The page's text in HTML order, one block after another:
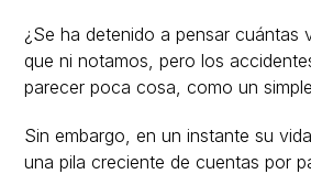
¿Se ha detenido a pensar
que ni notamos, pero los
parecer poca cosa, como un
Sin embargo, en un instante su
una pila creciente de cuentas por